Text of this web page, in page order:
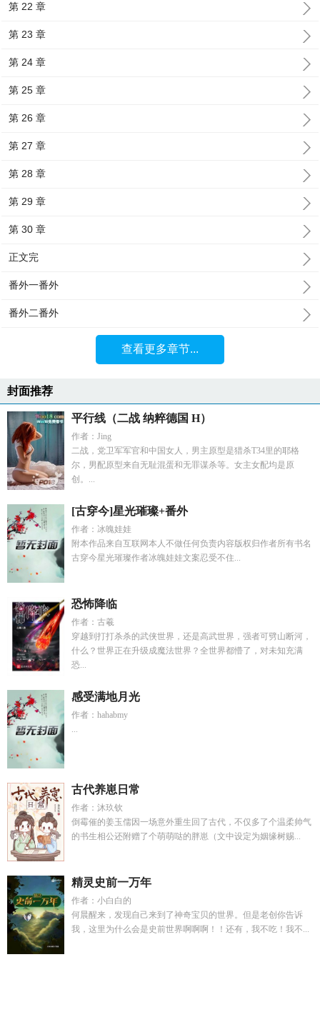
第 22 章
第 23 章
第 24 章
第 25 章
第 26 章
第 27 章
第 28 章
第 29 章
第 30 章
正文完
番外一番外
番外二番外
查看更多章节...
封面推荐
平行线（二战 纳粹德国 H）
作者：Jing
二战，党卫军军官和中国女人，男主原型是猎杀T34里的耶格
尔，男配原型来自无耻混蛋和无罪谋杀等。女主女配均是原
创。...
[古穿今]星光璀璨+番外
作者：冰魄娃娃
附本作品来自互联网本人不做任何负责内容版权归作者所有书名
古穿今星光璀璨作者冰魄娃娃文案忍受不住...
恐怖降临
作者：古羲
穿越到打打杀杀的武侠世界，还是高武世界，强者可劈山断河，
什么？世界正在升级成魔法世界？全世界都懵了，对未知充满
恐...
感受满地月光
作者：hahabmy
...
古代养崽日常
作者：沐玖钦
倒霉催的姜玉儒因一场意外重生回了古代，不仅多了个温柔帅气
的书生相公还附赠了个萌萌哒的胖崽（文中设定为姻缘树赐...
精灵史前一万年
作者：小白白的
何晨醒来，发现自己来到了神奇宝贝的世界。但是老创你告诉
我，这里为什么会是史前世界啊啊啊！！还有，我不吃！我不...